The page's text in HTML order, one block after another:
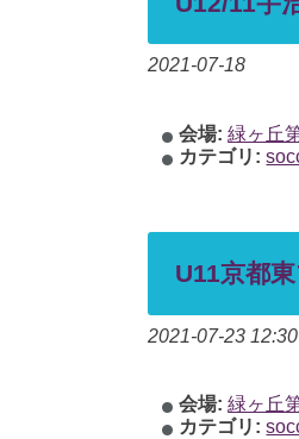
2021-07-18
会場: 緑ヶ丘
カテゴリ:
U11京都
2021-07-23 12:30
会場: 緑ヶ丘
カテゴリ: